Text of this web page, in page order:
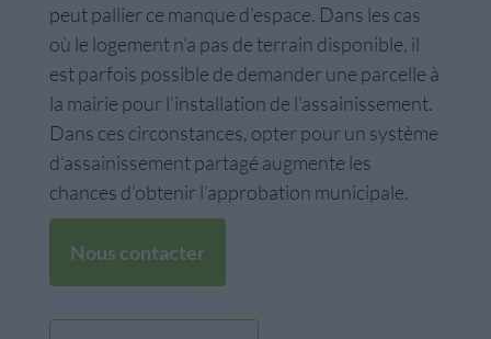
peut pallier ce manque d’espace. Dans les cas
où le logement n’a pas de terrain disponible, il
est parfois possible de demander une parcelle à
la mairie pour l’installation de l’assainissement.
Dans ces circonstances, opter pour un système
d’assainissement partagé augmente les
chances d’obtenir l’approbation municipale.
Nous contacter